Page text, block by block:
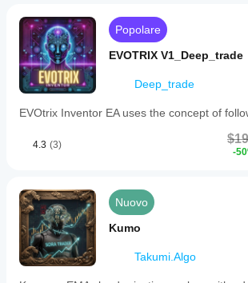
Popolare
EVOTRIX V1_Deep_trade
Deep_trade
EVOtrix Inventor EA uses the concept of
4.3 (3)
-
Nuovo
Kumo
Takumi.Algo